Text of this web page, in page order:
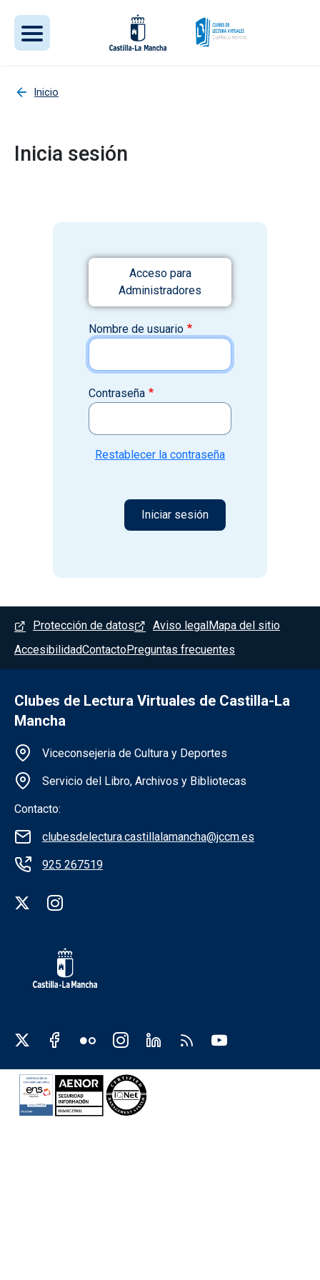
Inicio
Inicia sesión
Acceso para
Administradores
Nombre de usuario
Contraseña
Restablecer la contraseña
Menú del pie
Protección de datos Aviso legal Mapa del sitio
AccesibilidadContactoPreguntas frecuentes
Clubes de Lectura Virtuales de Castilla-La
Mancha
Información de la institución
Viceconsejeria de Cultura y Deportes
Servicio del Libro, Archivos y Bibliotecas
Contacto:
clubesdelectura.castillalamancha@jccm.es
925 267519
Redes sociales institución
Redes sociales JCCM